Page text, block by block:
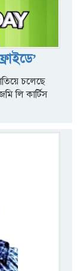
চলেছে
লি কার্টিস